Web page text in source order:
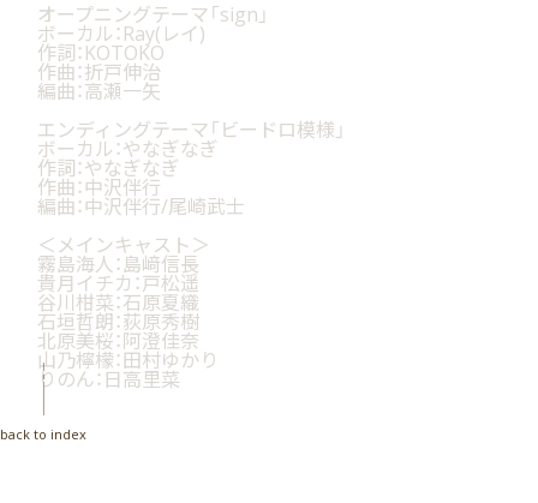
fanclub
オープニングテーマ「sign」
ボーカル：Ray(レイ)
作詞：KOTOKO
作曲：折戸伸治
編曲：高瀬一矢
エンディングテーマ「ビードロ模様」
ボーカル：やなぎなぎ
作詞：やなぎなぎ
作曲：中沢伴行
編曲：中沢伴行/尾崎武士
＜メインキャスト＞
霧島海人：島﨑信長
貴月イチカ：戸松遥
谷川柑菜：石原夏織
石垣哲朗：荻原秀樹
北原美桜：阿澄佳奈
山乃檸檬：田村ゆかり
りのん：日高里菜
back to index